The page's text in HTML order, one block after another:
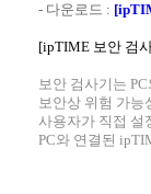
- 다운로드 :
[ipTIME 보안 검
보안 검사기는
보안상 위험 가능
사용자가 직접 설
PC와 연결된